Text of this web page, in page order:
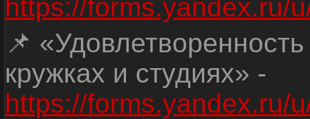
https://forms.yandex.ru/
📌
кружках и студиях» -
https://forms.yandex.ru/